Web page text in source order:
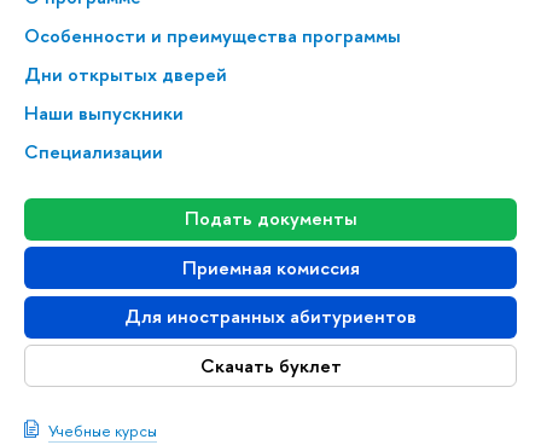
Особенности и преимущества программы
Дни открытых дверей
Наши выпускники
Специализации
Подать документы
Приемная комиссия
Для иностранных абитуриентов
Скачать буклет
Учебные курсы